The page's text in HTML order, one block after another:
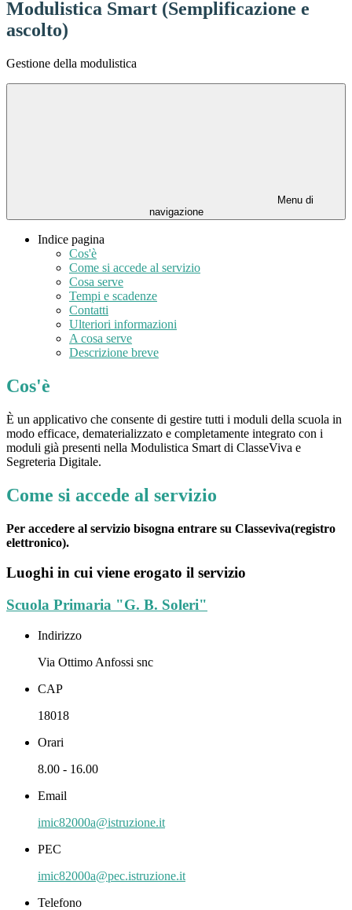
Modulistica Smart (Semplificazione e
ascolto)
Gestione della modulistica
Menu di
navigazione
Indice pagina
Cos'è
Come si accede al servizio
Cosa serve
Tempi e scadenze
Contatti
Ulteriori informazioni
A cosa serve
Descrizione breve
Cos'è
È un applicativo che consente di gestire tutti i moduli della scuola in
modo efficace, dematerializzato e completamente integrato con i
moduli già presenti nella Modulistica Smart di ClasseViva e
Segreteria Digitale.
Come si accede al servizio
Per accedere al servizio bisogna entrare su Classeviva(registro
elettronico).
Luoghi in cui viene erogato il servizio
Scuola Primaria "G. B. Soleri"
Indirizzo
Via Ottimo Anfossi snc
CAP
18018
Orari
8.00 - 16.00
Email
imic82000a@istruzione.it
PEC
imic82000a@pec.istruzione.it
Telefono